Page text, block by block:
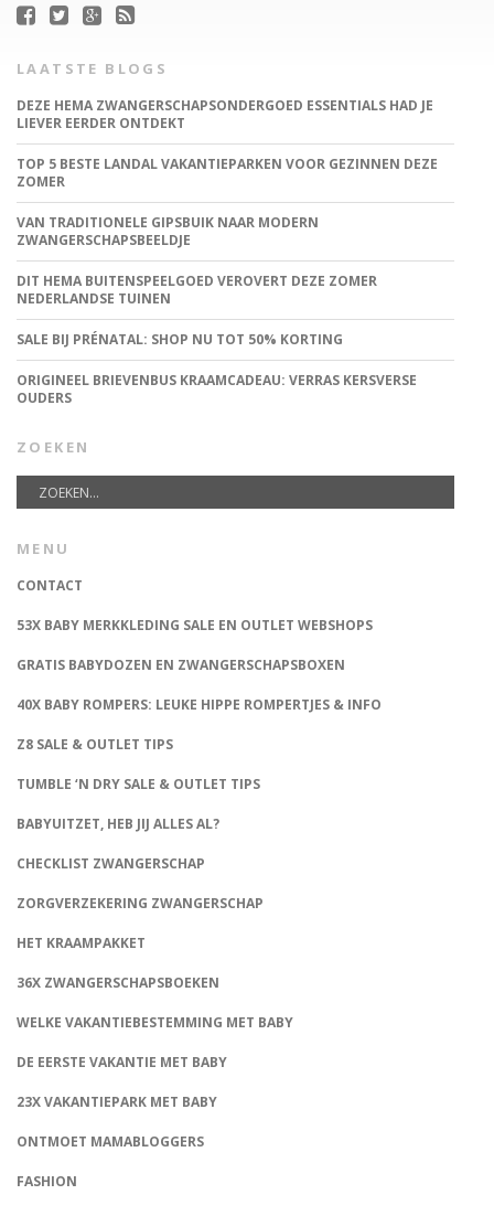
LAATSTE BLOGS
DEZE HEMA ZWANGERSCHAPSONDERGOED ESSENTIALS HAD JE
LIEVER EERDER ONTDEKT
TOP 5 BESTE LANDAL VAKANTIEPARKEN VOOR GEZINNEN DEZE
ZOMER
VAN TRADITIONELE GIPSBUIK NAAR MODERN
ZWANGERSCHAPSBEELDJE
DIT HEMA BUITENSPEELGOED VEROVERT DEZE ZOMER
NEDERLANDSE TUINEN
SALE BIJ PRÉNATAL: SHOP NU TOT 50% KORTING
ORIGINEEL BRIEVENBUS KRAAMCADEAU: VERRAS KERSVERSE
OUDERS
ZOEKEN
MENU
CONTACT
53X BABY MERKKLEDING SALE EN OUTLET WEBSHOPS
GRATIS BABYDOZEN EN ZWANGERSCHAPSBOXEN
40X BABY ROMPERS: LEUKE HIPPE ROMPERTJES & INFO
Z8 SALE & OUTLET TIPS
TUMBLE ‘N DRY SALE & OUTLET TIPS
BABYUITZET, HEB JIJ ALLES AL?
CHECKLIST ZWANGERSCHAP
ZORGVERZEKERING ZWANGERSCHAP
HET KRAAMPAKKET
36X ZWANGERSCHAPSBOEKEN
WELKE VAKANTIEBESTEMMING MET BABY
DE EERSTE VAKANTIE MET BABY
23X VAKANTIEPARK MET BABY
ONTMOET MAMABLOGGERS
FASHION